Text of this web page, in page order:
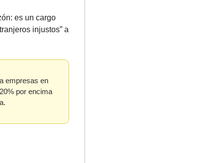
es un cargo
injustos” a
empresas en
por encima